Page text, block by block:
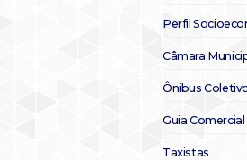
Perfil
Câmara
Ônibus
Guia Comercial
Taxistas